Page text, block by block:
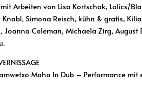
Arbeiten von Lisa Kortschak, Lalics/
Simona Reisch, kühn & gratis,
Coleman, Michaela Zirg, August
Moha In Dub – Performance mit